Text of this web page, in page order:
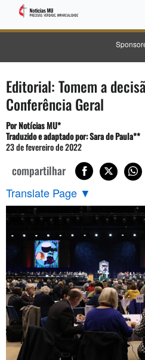
Editorial: Tomem a
Conferência Geral
Por Notícias MU*
Traduzido e adaptado por: Sara de Paula**
23 de fevereiro de 2022
compartilhar
Translate Page ▼